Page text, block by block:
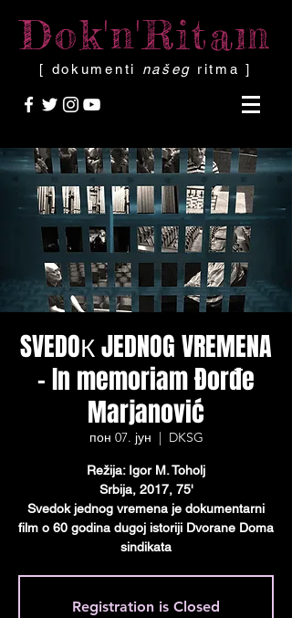
Dok'n'Ritam
[ dokumenti našeg ritma ]
SVEDOК JEDNOG VREMENA
- In memoriam Đorđe
Marjanović
пон 07. јун
  |
DKSG
Režija: Igor M. Toholj
Srbija, 2017, 75'
Svedok jednog vremena je dokumentarni
film o 60 godina dugoj istoriji Dvorane Doma
sindikata
Registration is Closed